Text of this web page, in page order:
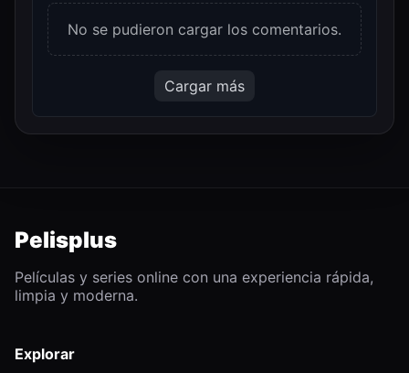
No se pudieron cargar los comentarios.
Cargar más
Pelisplus
Películas y series online con una experiencia rápida,
limpia y moderna.
Explorar